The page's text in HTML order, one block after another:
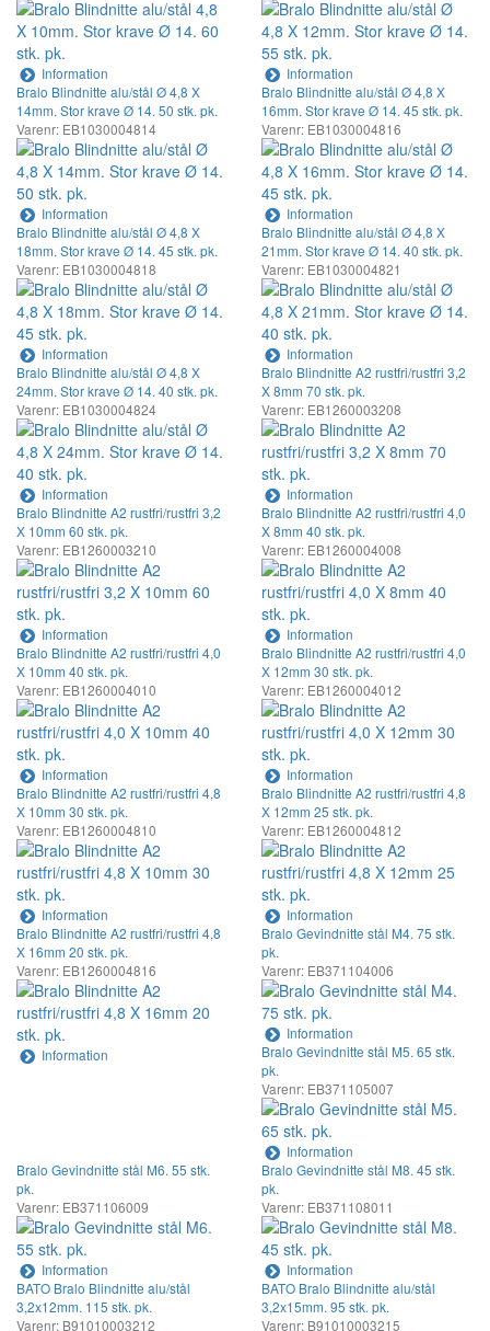
Information
Information
Bralo Blindnitte alu/stål Ø 4,8 X
14mm. Stor krave Ø 14. 50 stk. pk.
Varenr: EB1030004814
Information
Bralo Blindnitte alu/stål Ø 4,8 X
16mm. Stor krave Ø 14. 45 stk. pk.
Varenr: EB1030004816
Information
Bralo Blindnitte alu/stål Ø 4,8 X
18mm. Stor krave Ø 14. 45 stk. pk.
Varenr: EB1030004818
Information
Bralo Blindnitte alu/stål Ø 4,8 X
21mm. Stor krave Ø 14. 40 stk. pk.
Varenr: EB1030004821
Information
Bralo Blindnitte alu/stål Ø 4,8 X
24mm. Stor krave Ø 14. 40 stk. pk.
Varenr: EB1030004824
Information
Bralo Blindnitte A2 rustfri/rustfri 3,2
X 8mm 70 stk. pk.
Varenr: EB1260003208
Information
Bralo Blindnitte A2 rustfri/rustfri 3,2
X 10mm 60 stk. pk.
Varenr: EB1260003210
Information
Bralo Blindnitte A2 rustfri/rustfri 4,0
X 8mm 40 stk. pk.
Varenr: EB1260004008
Information
Bralo Blindnitte A2 rustfri/rustfri 4,0
X 10mm 40 stk. pk.
Varenr: EB1260004010
Information
Bralo Blindnitte A2 rustfri/rustfri 4,0
X 12mm 30 stk. pk.
Varenr: EB1260004012
Information
Bralo Blindnitte A2 rustfri/rustfri 4,8
X 10mm 30 stk. pk.
Varenr: EB1260004810
Information
Bralo Blindnitte A2 rustfri/rustfri 4,8
X 12mm 25 stk. pk.
Varenr: EB1260004812
Information
Bralo Blindnitte A2 rustfri/rustfri 4,8
X 16mm 20 stk. pk.
Varenr: EB1260004816
Information
Bralo Gevindnitte stål M4. 75 stk.
pk.
Varenr: EB371104006
Information
Bralo Gevindnitte stål M5. 65 stk.
pk.
Varenr: EB371105007
Information
Bralo Gevindnitte stål M6. 55 stk.
pk.
Varenr: EB371106009
Information
Bralo Gevindnitte stål M8. 45 stk.
pk.
Varenr: EB371108011
Information
BATO Bralo Blindnitte alu/stål
3,2x12mm. 115 stk. pk.
Varenr: B91010003212
BATO Bralo Blindnitte alu/stål
3,2x15mm. 95 stk. pk.
Varenr: B91010003215